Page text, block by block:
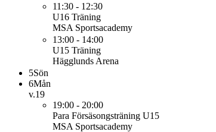
11:30 - 12:30
U16 Träning
MSA Sportsacademy
13:00 - 14:00
U15 Träning
Hägglunds Arena
5Sön
6Mån
v.19
19:00 - 20:00
Para Försäsongsträning U15
MSA Sportsacademy